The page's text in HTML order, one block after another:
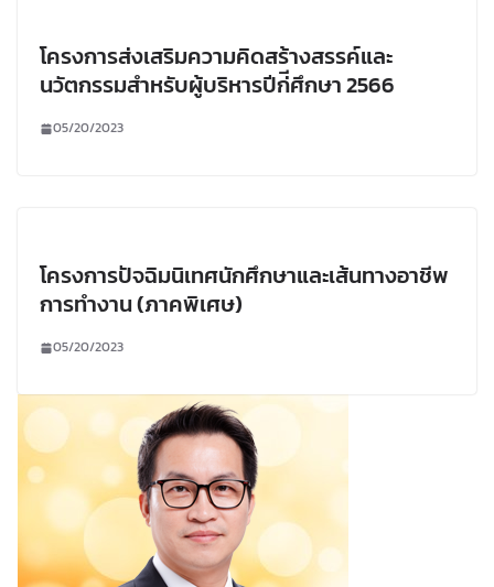
โครงการส่งเสริมความคิดสร้างสรรค์และ
นวัตกรรมสำหรับผู้บริหารปีก่ีศึกษา 2566
05/20/2023
โครงการปัจฉิมนิเทศนักศึกษาและเส้นทางอาชีพ
การทำงาน (ภาคพิเศษ)
05/20/2023